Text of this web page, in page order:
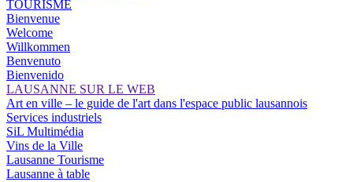
TOURISME
Bienvenue
Welcome
Willkommen
Benvenuto
Bienvenido
LAUSANNE SUR LE WEB
Art en ville – le guide de l'art dans l'espace public lausannois
Services industriels
SiL Multimédia
Vins de la Ville
Lausanne Tourisme
Lausanne à table